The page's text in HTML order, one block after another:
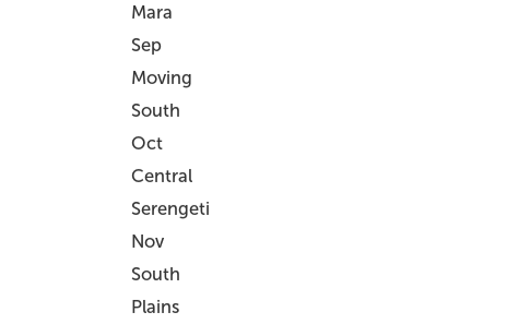
Mara
Sep
Moving
South
Oct
Central
Serengeti
Nov
South
Plains